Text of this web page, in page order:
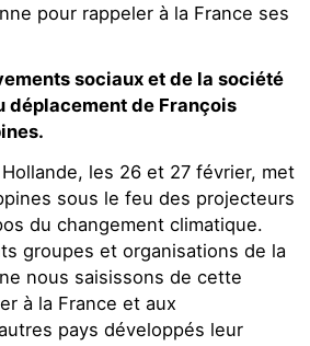
pour rappeler à la France ses
sociaux et de la société
déplacement de François
les 26 et 27 février, met
sous le feu des projecteurs
du changement climatique.
groupes et organisations de la
nous saisissons de cette
à la France et aux
pays développés leur